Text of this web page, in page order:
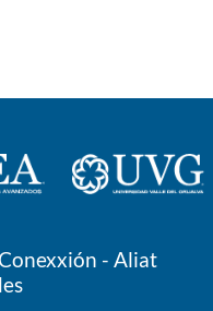
- Aliat